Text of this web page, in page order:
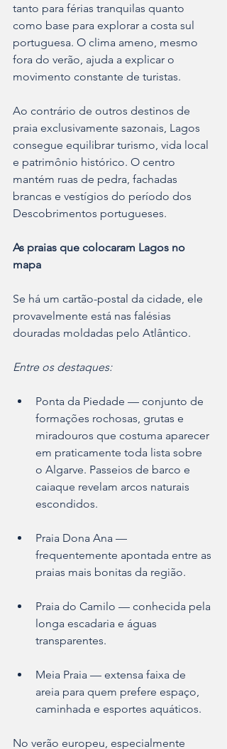
tanto para férias tranquilas quanto
como base para explorar a costa sul
portuguesa. O clima ameno, mesmo
fora do verão, ajuda a explicar o
movimento constante de turistas.
Ao contrário de outros destinos de
praia exclusivamente sazonais, Lagos
consegue equilibrar turismo, vida local
e patrimônio histórico. O centro
mantém ruas de pedra, fachadas
brancas e vestígios do período dos
Descobrimentos portugueses.
As praias que colocaram Lagos no
mapa
Se há um cartão-postal da cidade, ele
provavelmente está nas falésias
douradas moldadas pelo Atlântico.
Entre os destaques:
Ponta da Piedade — conjunto de
formações rochosas, grutas e
miradouros que costuma aparecer
em praticamente toda lista sobre
o Algarve. Passeios de barco e
caiaque revelam arcos naturais
escondidos.
Praia Dona Ana —
frequentemente apontada entre as
praias mais bonitas da região.
Praia do Camilo — conhecida pela
longa escadaria e águas
transparentes.
Meia Praia — extensa faixa de
areia para quem prefere espaço,
caminhada e esportes aquáticos.
No verão europeu, especialmente